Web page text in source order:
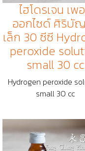
ไฮโดรเจน เพ
ออกไซด์ ศิริบั
เล็ก 30 ซีซี
peroxide
small 30 cc
Hydrogen peroxide
small 30 cc